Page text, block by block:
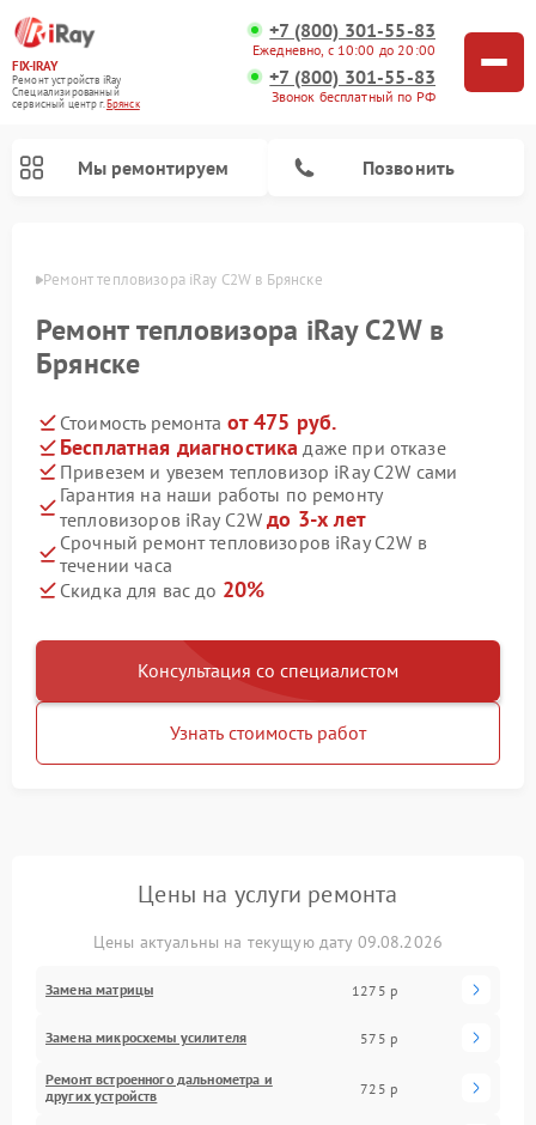
FIX-IRAY
Ремонт устройств iRay
Специализированный
cервисный центр г.Брянск
+7 (800) 301-55-83
Ежедневно, с 10:00 до 20:00
+7 (800) 301-55-83
Звонок бесплатный по РФ
Мы ремонтируем Позвонить
Ремонт тепловизора iRay C2W в Брянске
Ремонт тепловизора iRay C2W в
Брянске
Стоимость ремонта от 475 руб.
Бесплатная диагностика даже при отказе
Привезем и увезем тепловизор iRay C2W сами
Гарантия на наши работы по ремонту
тепловизоров iRay C2Wдо 3-х лет
Срочный ремонт тепловизоров iRay C2W в
течении часа
Скидка для вас до 20%
Консультация со специалистом
Узнать стоимость работ
Цены на услуги ремонта
Цены актуальны на текущую дату 09.08.2026
Замена матрицы 1275 р
Замена микросхемы усилителя 575 р
Ремонт встроенного дальнометра и
других устройств
725 р